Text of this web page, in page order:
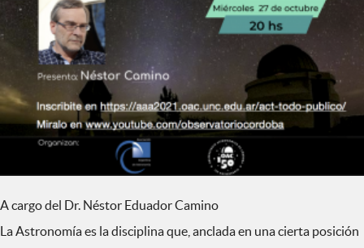
A cargo del Dr. Néstor Eduador Camino
La Astronomía es la disciplina que, anclada en una cierta posición